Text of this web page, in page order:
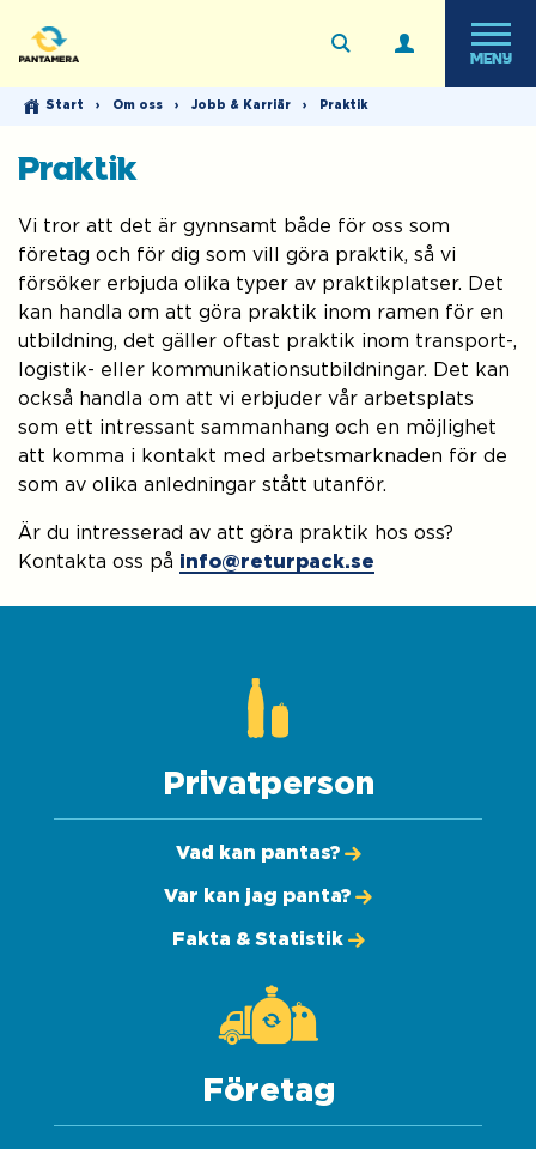
MENY
Start › Om oss › Jobb & Karriär › Praktik
Praktik
Vi tror att det är gynnsamt både för oss som
företag och för dig som vill göra praktik, så vi
försöker erbjuda olika typer av praktikplatser. Det
kan handla om att göra praktik inom ramen för en
utbildning, det gäller oftast praktik inom transport-,
logistik- eller kommunikationsutbildningar. Det kan
också handla om att vi erbjuder vår arbetsplats
som ett intressant sammanhang och en möjlighet
att komma i kontakt med arbetsmarknaden för de
som av olika anledningar stått utanför.
Är du intresserad av att göra praktik hos oss?
Kontakta oss på info@returpack.se
Privatperson
Vad kan pantas?
Var kan jag panta?
Fakta & Statistik
Företag